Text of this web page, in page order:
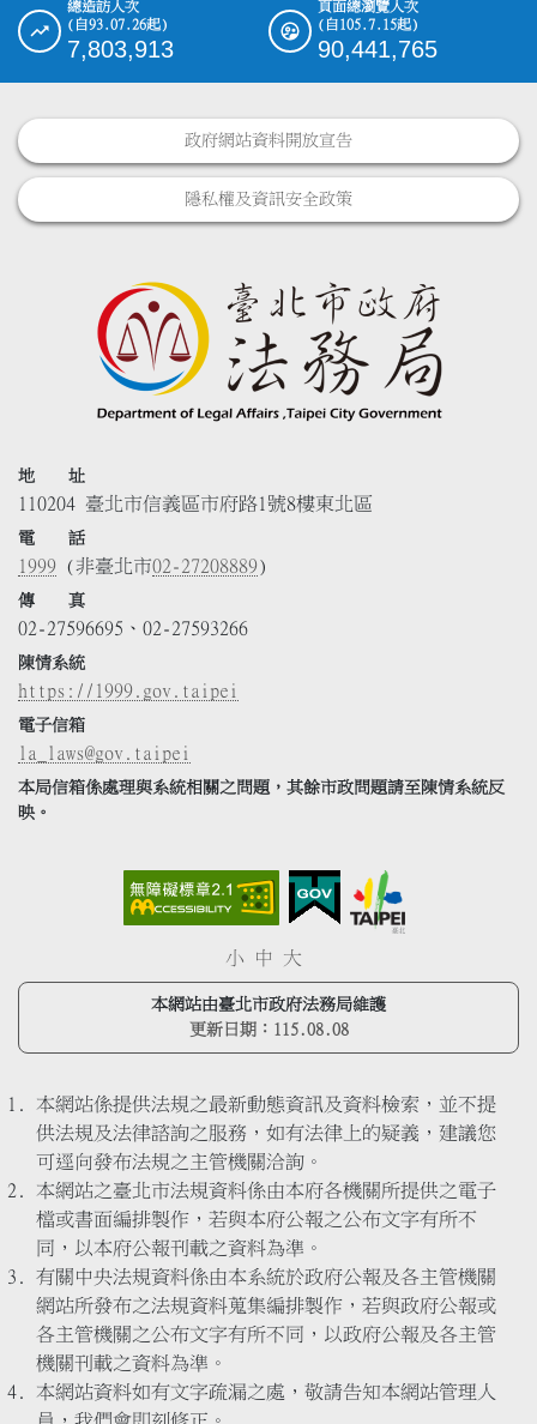
總造訪人次
(自93.07.26起)
7,803,913
頁面總瀏覽人次
(自105.7.15起)
90,441,765
政府網站資料開放宣告
隱私權及資訊安全政策
地 址
110204 臺北市信義區市府路1號8樓東北區
電 話
1999 (非臺北市02-27208889)
傳 真
02-27596695、02-27593266
陳情系統
https://1999.gov.taipei
電子信箱
la_laws@gov.taipei
本局信箱係處理與系統相關之問題，其餘市政問題請至陳情系統反
映。
小 中 大
本網站由臺北市政府法務局維護
更新日期： 115.08.08
本網站係提供法規之最新動態資訊及資料檢索，並不提
供法規及法律諮詢之服務，如有法律上的疑義，建議您
可逕向發布法規之主管機關洽詢。
本網站之臺北市法規資料係由本府各機關所提供之電子
檔或書面編排製作，若與本府公報之公布文字有所不
同，以本府公報刊載之資料為準。
有關中央法規資料係由本系統於政府公報及各主管機關
網站所發布之法規資料蒐集編排製作，若與政府公報或
各主管機關之公布文字有所不同，以政府公報及各主管
機關刊載之資料為準。
本網站資料如有文字疏漏之處，敬請告知本網站管理人
員，我們會即刻修正。